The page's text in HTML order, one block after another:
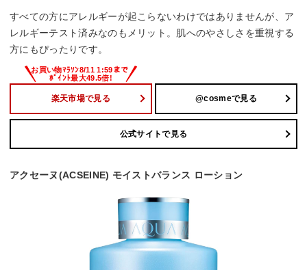
すべての方にアレルギーが起こらないわけではありませんが、ア
レルギーテスト済みなのもメリット。肌へのやさしさを重視する
方にもぴったりです。
楽天市場で見る @cosmeで見る
公式サイトで見る
アクセーヌ(ACSEINE) モイストバランス ローション